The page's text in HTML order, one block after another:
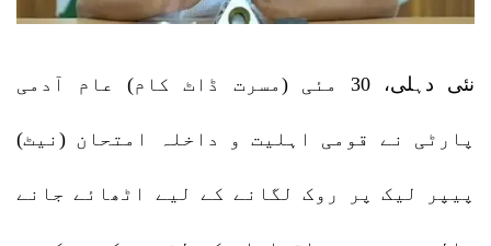
نئی دہلی، 30 مئی (مسرت ڈاٹ کام) عام آدمی
پارٹی نے قومی اہلیت و داخلہ امتحان (نیٹ)
پیپر لیک پر روک لگانے کے لیے اٹھائے جانے